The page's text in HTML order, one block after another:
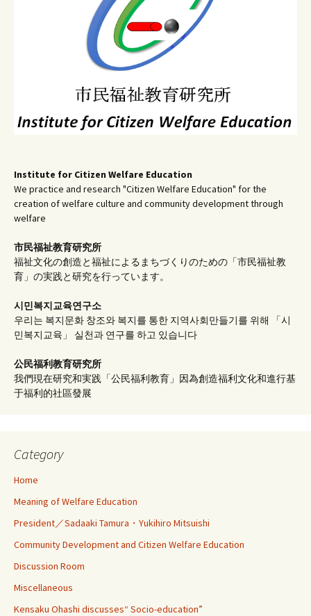
Institute for Citizen Welfare Education
We practice and research "Citizen Welfare Education" for the
creation of welfare culture and community development through
welfare
市民福祉教育研究所
福祉文化の創造と福祉によるまちづくりのための「市民福祉教
育」の実践と研究を行っています。
시민복지교육연구소
우리는 복지문화 창조와 복지를 통한 지역사회만들기를 위해 「시
민복지교육」 실천과 연구를 하고 있습니다
公民福利教育研究所
我們現在研究和実践「公民福利教育」因為創造福利文化和進行基
于福利的社區發展
Category
Home
Meaning of Welfare Education
President／Sadaaki Tamura・Yukihiro Mitsuishi
Community Development and Citizen Welfare Education
Discussion Room
Miscellaneous
Kensaku Ohashi discusses“ Socio-education”